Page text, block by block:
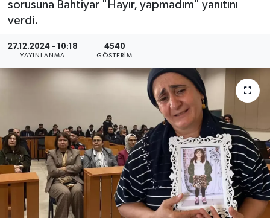
sorusuna Bahtiyar "Hayır, yapmadım" yanıtını
verdi.
27.12.2024 - 10:18
YAYINLANMA
4540
GÖSTERIM
MAGAZİN
ÖZEL HABER
TEKNOLOJİ
TİCARET
YAŞAM